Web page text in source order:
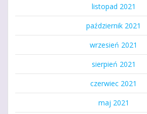
listopad 2021
październik 2021
wrzesień 2021
sierpień 2021
czerwiec 2021
maj 2021